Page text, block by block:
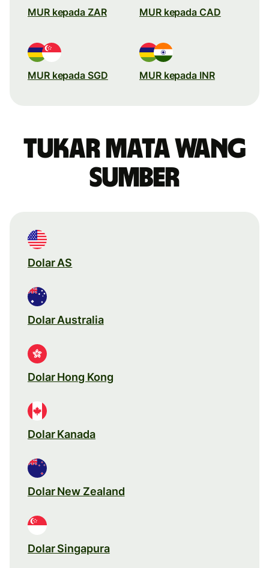
MUR kepada ZAR MUR kepada CAD
MUR kepada SGD MUR kepada INR
Tukar mata wang
sumber
Dolar AS
Dolar Australia
Dolar Hong Kong
Dolar Kanada
Dolar New Zealand
Dolar Singapura